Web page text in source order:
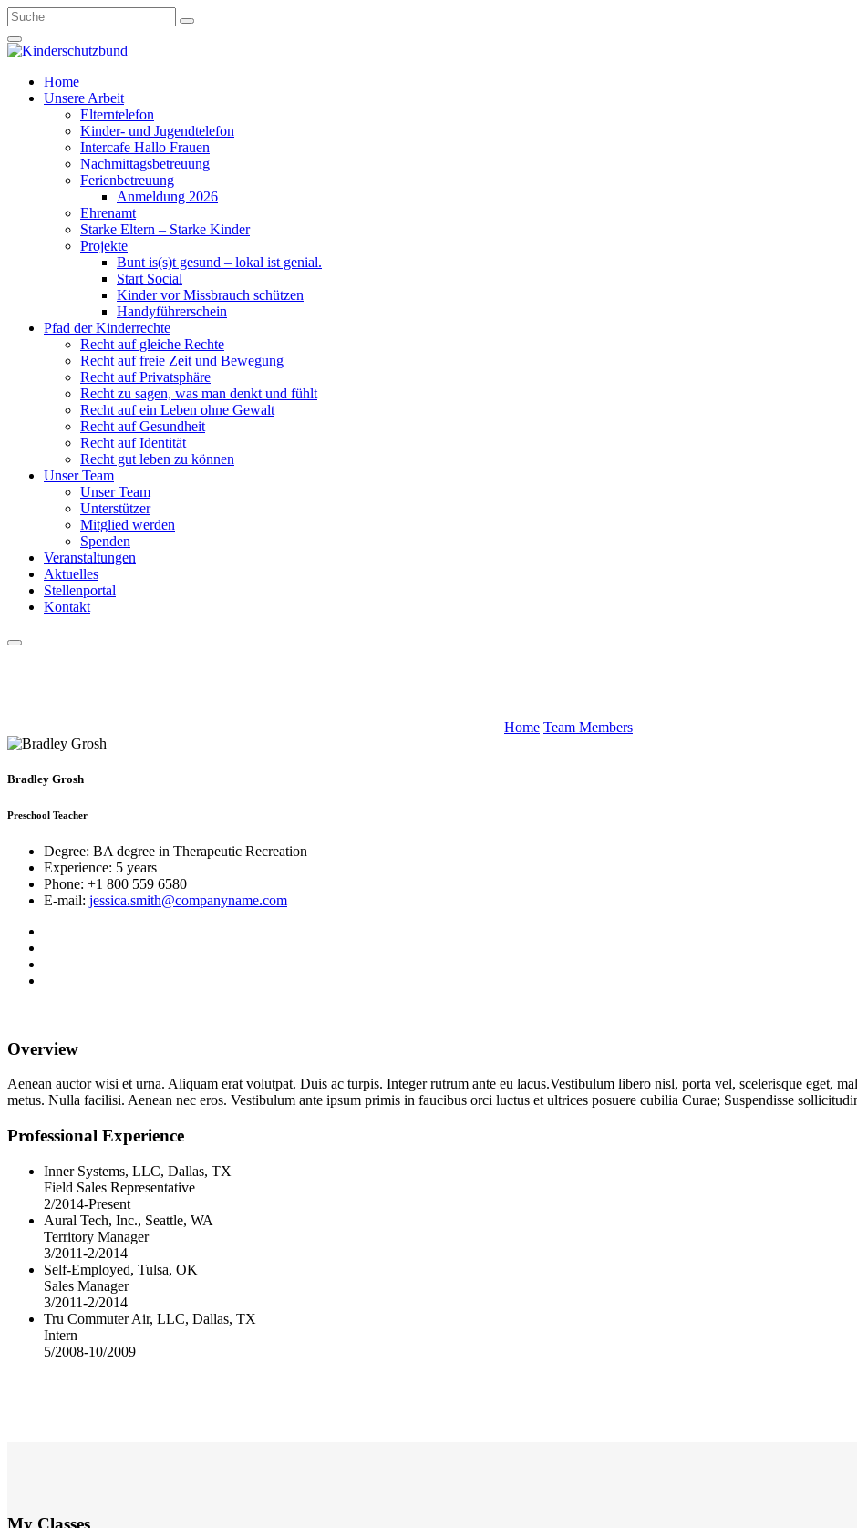
Home
Unsere Arbeit
Elterntelefon
Kinder- und Jugendtelefon
Intercafe Hallo Frauen
Nachmittagsbetreuung
Ferienbetreuung
Anmeldung 2026
Ehrenamt
Starke Eltern – Starke Kinder
Projekte
Bunt is(s)t gesund – lokal ist genial.
Start Social
Kinder vor Missbrauch schützen
Handyführerschein
Pfad der Kinderrechte
Recht auf gleiche Rechte
Recht auf freie Zeit und Bewegung
Recht auf Privatsphäre
Recht zu sagen, was man denkt und fühlt
Recht auf ein Leben ohne Gewalt
Recht auf Gesundheit
Recht auf Identität
Recht gut leben zu können
Unser Team
Unser Team
Unterstützer
Mitglied werden
Spenden
Veranstaltungen
Aktuelles
Stellenportal
Kontakt
Home Team Members
Bradley Grosh
Preschool Teacher
Degree: BA degree in Therapeutic Recreation
Experience: 5 years
Phone: +1 800 559 6580
E-mail: jessica.smith@companyname.com
Overview
Aenean auctor wisi et urna. Aliquam erat volutpat. Duis ac turpis. Integer rutrum ante eu lacus.Vestibulum libero nisl, porta vel, scelerisque eget,
metus. Nulla facilisi. Aenean nec eros. Vestibulum ante ipsum primis in faucibus orci luctus et ultrices posuere cubilia Curae; Suspendisse
Professional Experience
Inner Systems, LLC, Dallas, TX
Field Sales Representative
2/2014-Present
Aural Tech, Inc., Seattle, WA
Territory Manager
3/2011-2/2014
Self-Employed, Tulsa, OK
Sales Manager
3/2011-2/2014
Tru Commuter Air, LLC, Dallas, TX
Intern
5/2008-10/2009
My Classes